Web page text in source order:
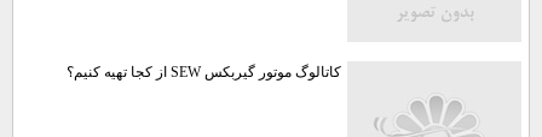
کاتالوگ موتور گیربکس SEW از کجا تهیه کنیم؟